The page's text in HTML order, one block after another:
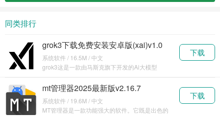
同类排行
grok3下载免费安装安卓版(xai)v1.0
系统软件 / 16.5M / 中文
grok3这是一款由马斯克旗下开发的Ai大模型
下载
mt管理器2025最新版v2.16.7
系统软件 / 19.6M / 中文
MT管理器是一款功能强大的软件。它既是出色的
下载